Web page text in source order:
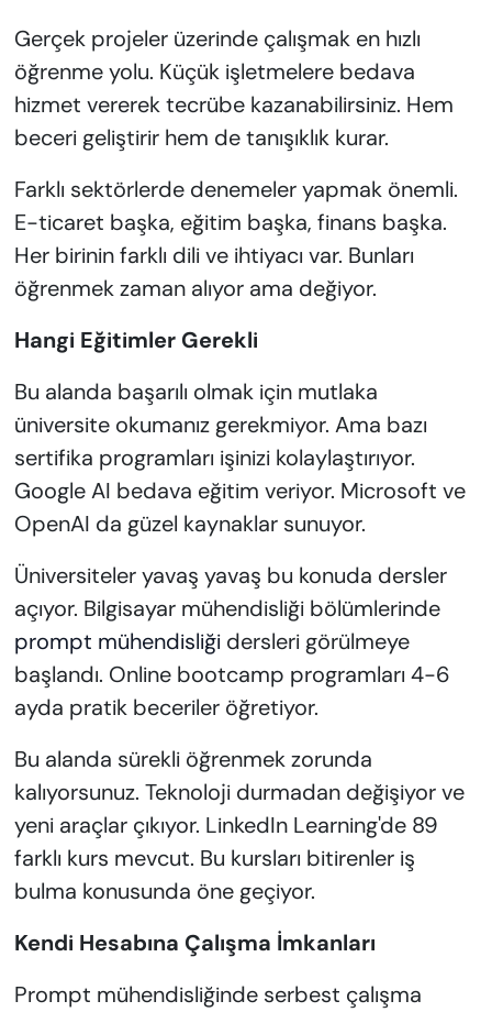
Gerçek projeler üzerinde çalışmak en hızlı
öğrenme yolu. Küçük işletmelere bedava
hizmet vererek tecrübe kazanabilirsiniz. Hem
beceri geliştirir hem de tanışıklık kurar.
Farklı sektörlerde denemeler yapmak önemli.
E-ticaret başka, eğitim başka, finans başka.
Her birinin farklı dili ve ihtiyacı var. Bunları
öğrenmek zaman alıyor ama değiyor.
Hangi Eğitimler Gerekli
Bu alanda başarılı olmak için mutlaka
üniversite okumanız gerekmiyor. Ama bazı
sertifika programları işinizi kolaylaştırıyor.
Google AI bedava eğitim veriyor. Microsoft ve
OpenAI da güzel kaynaklar sunuyor.
Üniversiteler yavaş yavaş bu konuda dersler
açıyor. Bilgisayar mühendisliği bölümlerinde
prompt mühendisliğidersleri görülmeye
başlandı. Online bootcamp programları 4-6
ayda pratik beceriler öğretiyor.
Bu alanda sürekli öğrenmek zorunda
kalıyorsunuz. Teknoloji durmadan değişiyor ve
yeni araçlar çıkıyor. LinkedIn Learning'de 89
farklı kurs mevcut. Bu kursları bitirenler iş
bulma konusunda öne geçiyor.
Kendi Hesabına Çalışma İmkanları
Prompt mühendisliğinde serbest çalışma